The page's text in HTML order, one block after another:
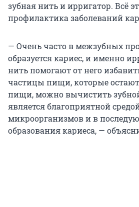
зубная нить и ирригатор. Всё
профилактика заболеваний
— Очень часто в межзубных
образуется кариес, и именно
нить помогают от него
частицы пищи, которые
пищи, можно вычистить
является благоприятной
микроорганизмов и в
образования кариеса, —